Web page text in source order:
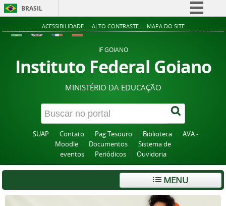
BRASIL
Simplifique!
Acesso à informação
Legislação
Canais
ACESSIBILIDADE ALTO CONTRASTE MAPA DO SITE
IF GOIANO
Instituto Federal Goiano
MINISTÉRIO DA EDUCAÇÃO
SUAP Contato Pag Tesouro Biblioteca
AVA -
Moodle
Documentos
Sistema de
eventos
Periódicos Ouvidoria
MENU